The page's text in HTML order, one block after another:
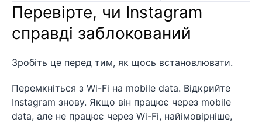
Перевірте, чи Instagram
справді заблокований
Зробіть це перед тим, як щось встановлювати.
Перемкніться з Wi-Fi на mobile data. Відкрийте
Instagram знову. Якщо він працює через mobile
data, але не працює через Wi-Fi, найімовірніше,